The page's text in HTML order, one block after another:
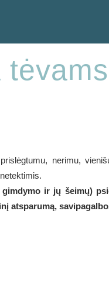
tėvams
nerimu,
ir jų šeimų)
atsparumą,